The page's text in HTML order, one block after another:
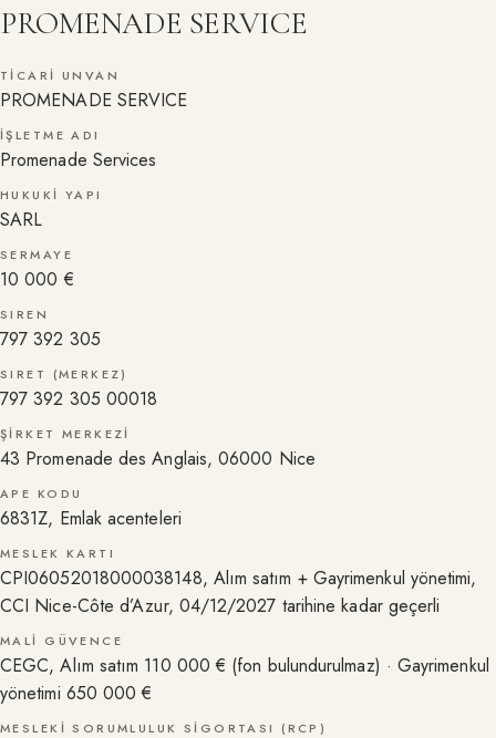
PROMENADE SERVICE
TICARI UNVAN
PROMENADE SERVICE
İŞLETME ADI
Promenade Services
HUKUKI YAPI
SARL
SERMAYE
10 000 €
SIREN
797 392 305
SIRET (MERKEZ)
797 392 305 00018
ŞIRKET MERKEZI
43 Promenade des Anglais, 06000 Nice
APE KODU
6831Z, Emlak acenteleri
MESLEK KARTI
CPI06052018000038148, Alım satım + Gayrimenkul yönetimi,
CCI Nice-Côte d’Azur, 04/12/2027 tarihine kadar geçerli
MALI GÜVENCE
CEGC, Alım satım 110 000 € (fon bulundurulmaz) · Gayrimenkul
yönetimi 650 000 €
MESLEKI SORUMLULUK SIGORTASI (RCP)